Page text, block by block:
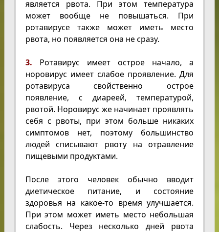
является рвота. При этом температура
может вообще не повышаться. При
ротавирусе также может иметь место
рвота, но появляется она не сразу.
3.
Ротавирус имеет острое начало, а
норовирус имеет слабое проявление. Для
ротавируса свойственно острое
появление, с диареей, температурой,
рвотой. Норовирус же начинает проявлять
себя с рвоты, при этом больше никаких
симптомов нет, поэтому большинство
людей списывают рвоту на отравление
пищевыми продуктами.
После этого человек обычно вводит
диетическое питание, и состояние
здоровья на какое-то время улучшается.
При этом может иметь место небольшая
слабость. Через несколько дней рвота